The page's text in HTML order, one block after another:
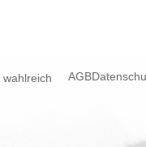
wahlreich AGB